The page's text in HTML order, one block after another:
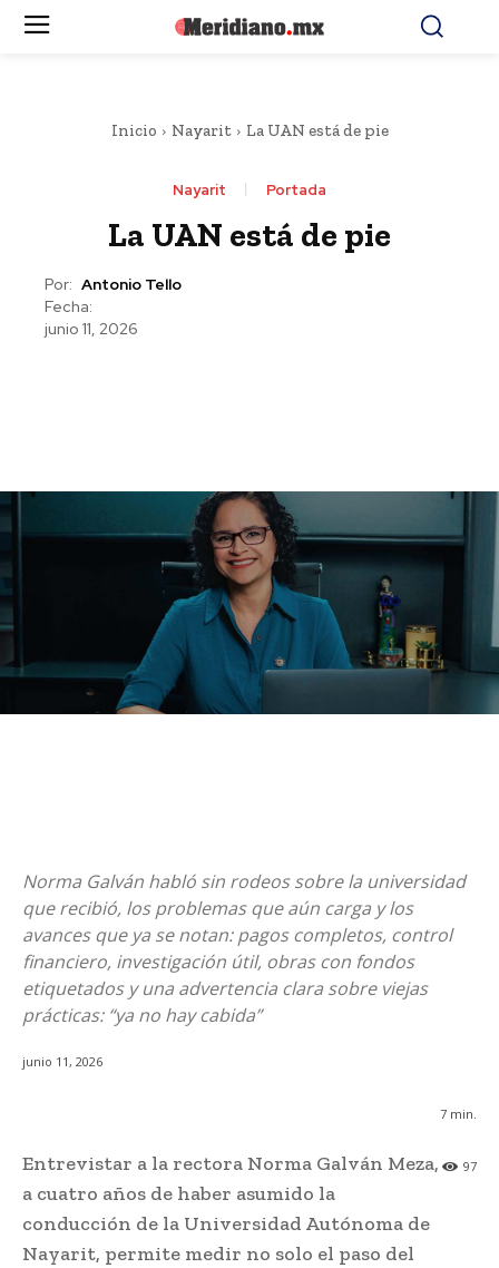
Inicio Nayarit La UAN está de pie
Nayarit Portada
La UAN está de pie
Por: Antonio Tello
Fecha:
junio 11, 2026
Norma Galván habló sin rodeos sobre la universidad
que recibió, los problemas que aún carga y los
avances que ya se notan: pagos completos, control
financiero, investigación útil, obras con fondos
etiquetados y una advertencia clara sobre viejas
prácticas: “ya no hay cabida”
junio 11, 2026
7 min.
97
Entrevistar a la rectora Norma Galván Meza,
a cuatro años de haber asumido la
conducción de la Universidad Autónoma de
Nayarit, permite medir no solo el paso del